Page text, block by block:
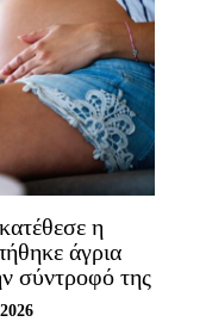
η
άγρια
σύντροφό της